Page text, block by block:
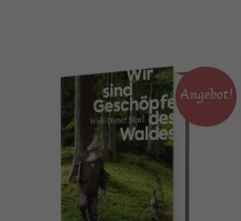
Angebot!